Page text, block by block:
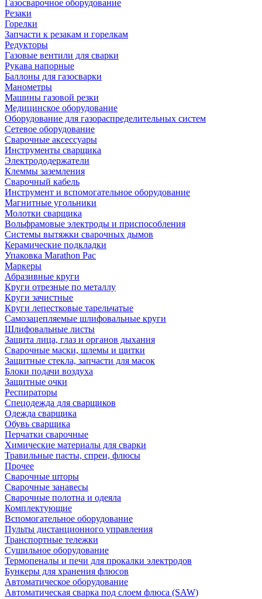
Газосварочное оборудование
Резаки
Горелки
Запчасти к резакам и горелкам
Редукторы
Газовые вентили для сварки
Рукава напорные
Баллоны для газосварки
Манометры
Машины газовой резки
Медицинское оборудование
Оборудование для газораспределительных систем
Сетевое оборудование
Сварочные аксессуары
Инструменты сварщика
Электрододержатели
Клеммы заземления
Сварочный кабель
Инструмент и вспомогательное оборудование
Магнитные угольники
Молотки сварщика
Вольфрамовые электроды и приспособления
Системы вытяжки сварочных дымов
Керамические подкладки
Упаковка Marathon Pac
Маркеры
Абразивные круги
Круги отрезные по металлу
Круги зачистные
Круги лепестковые тарельчатые
Самозацепляемые шлифовальные круги
Шлифовальные листы
Защита лица, глаз и органов дыхания
Сварочные маски, шлемы и щитки
Защитные стекла, запчасти для масок
Блоки подачи воздуха
Защитные очки
Респираторы
Спецодежда для сварщиков
Одежда сварщика
Обувь сварщика
Перчатки сварочные
Химические материалы для сварки
Травильные пасты, спреи, флюсы
Прочее
Сварочные шторы
Сварочные занавесы
Сварочные полотна и одеяла
Комплектующие
Вспомогательное оборудование
Пульты дистанционного управления
Транспортные тележки
Сушильное оборудование
Термопеналы и печи для прокалки электродов
Бункеры для хранения флюсов
Автоматическое оборудование
Автоматическая сварка под слоем флюса (SAW)